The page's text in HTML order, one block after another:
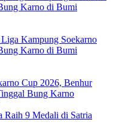
Kampung Soekarno
Karno di Bumi
Cup 2026, Benhur
Bung Karno
Raih 9 Medali di Satria